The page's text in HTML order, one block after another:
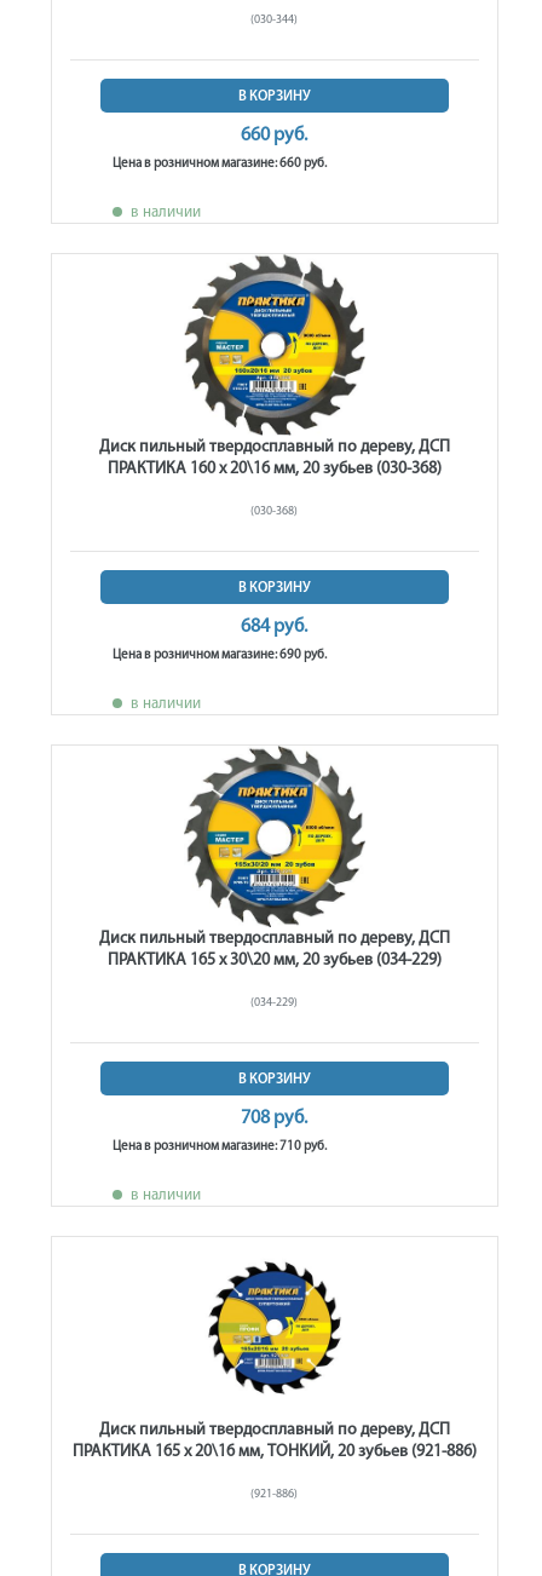
(030-344)
В КОРЗИНУ
660 руб.
Цена в розничном магазине: 660 руб.
в наличии
Диск пильный твердосплавный по дереву, ДСП
ПРАКТИКА 160 х 20\16 мм, 20 зубьев (030-368)
(030-368)
В КОРЗИНУ
684 руб.
Цена в розничном магазине: 690 руб.
в наличии
Диск пильный твердосплавный по дереву, ДСП
ПРАКТИКА 165 х 30\20 мм, 20 зубьев (034-229)
(034-229)
В КОРЗИНУ
708 руб.
Цена в розничном магазине: 710 руб.
в наличии
Диск пильный твердосплавный по дереву, ДСП
ПРАКТИКА 165 х 20\16 мм, ТОНКИЙ, 20 зубьев (921-886)
(921-886)
В КОРЗИНУ